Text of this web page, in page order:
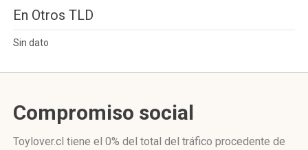
En Otros TLD
Sin dato
Compromiso social
Toylover.cl tiene el 0% del total del tráfico procedente de